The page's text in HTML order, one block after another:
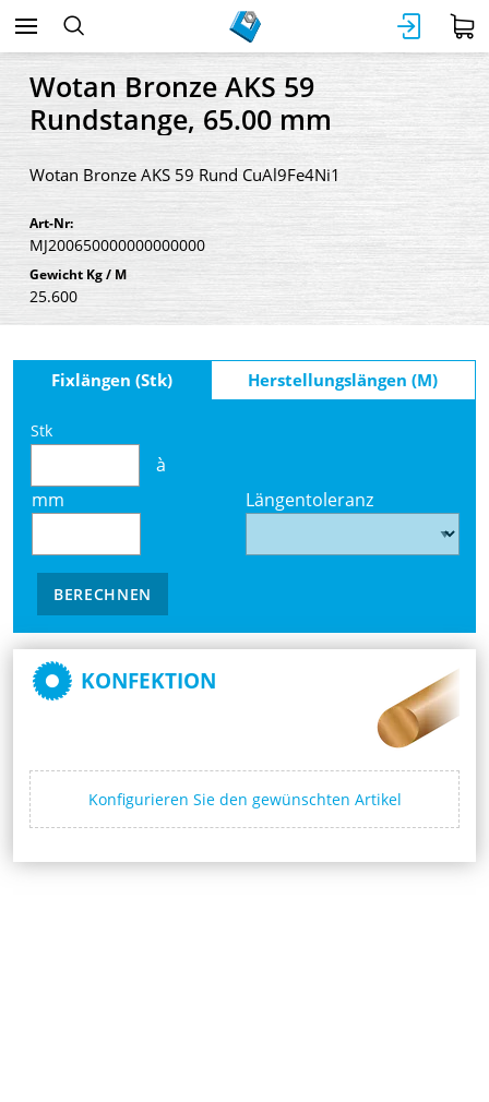
Wotan Bronze AKS 59
Rundstange, 65.00 mm
Wotan Bronze AKS 59 Rund CuAl9Fe4Ni1
Art-Nr:
MJ200650000000000000
Gewicht Kg / M
25.600
Fixlängen (Stk) Herstellungslängen (M)
Stk
à
mm
Längentoleranz
BERECHNEN
KONFEKTION
Konfigurieren Sie den gewünschten Artikel